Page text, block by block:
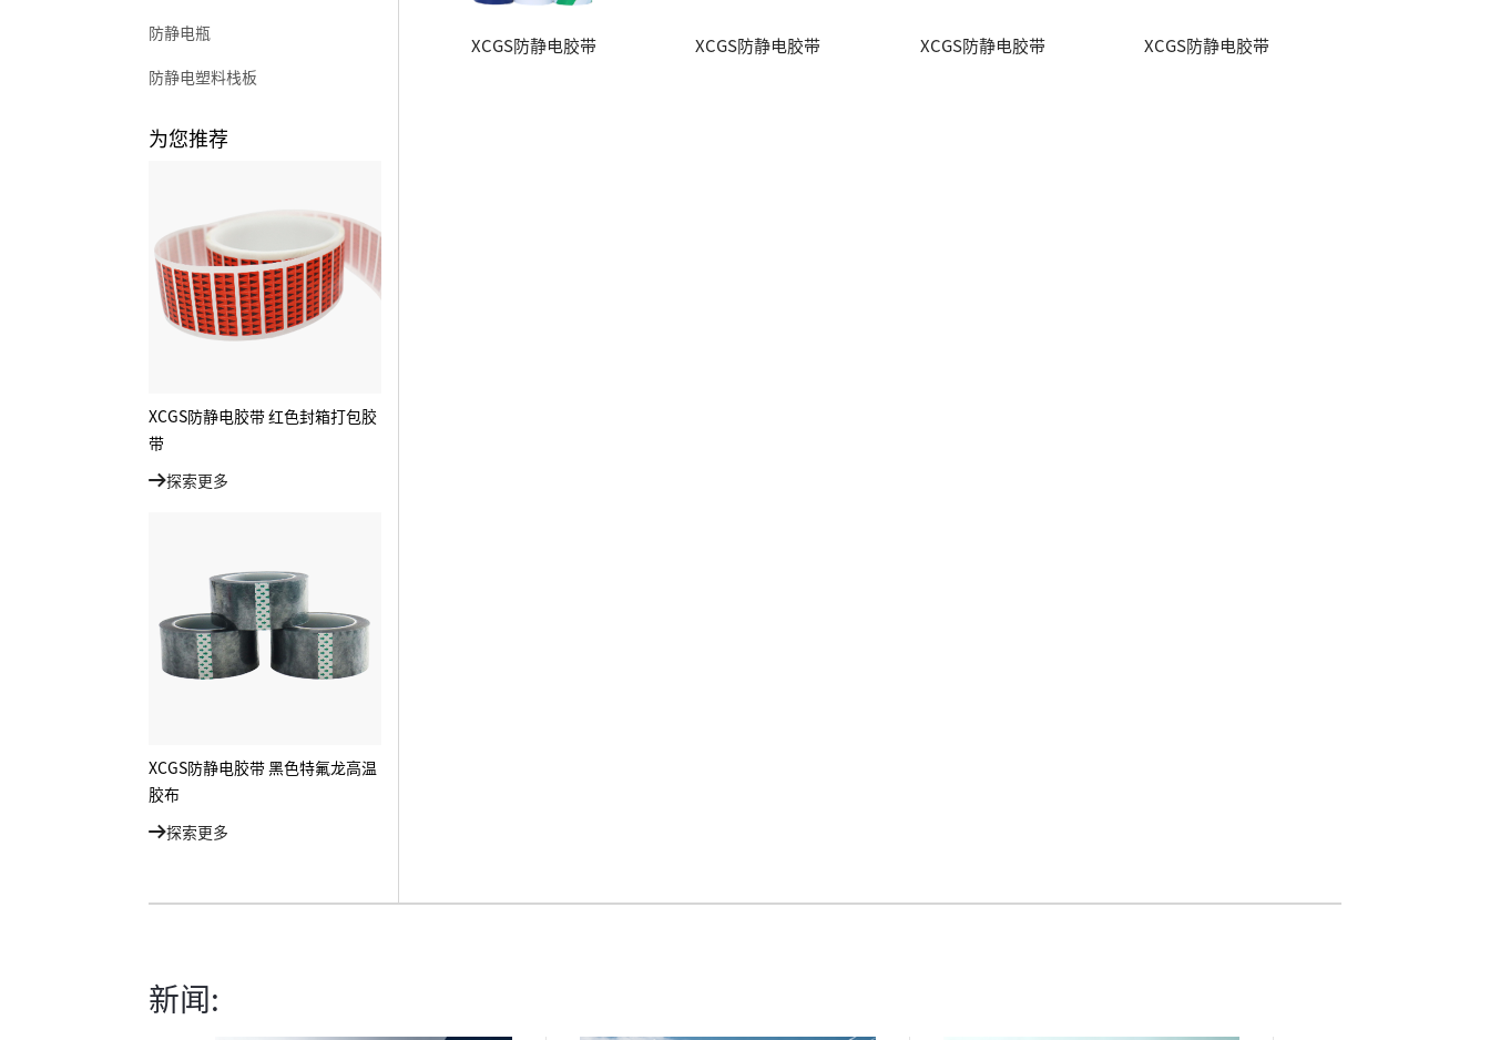
防静电瓶
防静电塑料栈板
为您推荐
XCGS防静电胶带 红色封箱打包胶
带
探索更多
XCGS防静电胶带 黑色特氟龙高温
胶布
探索更多
XCGS防静电胶带 XCGS防静电胶带 XCGS防静电胶带 XCGS防静电胶带
新闻: